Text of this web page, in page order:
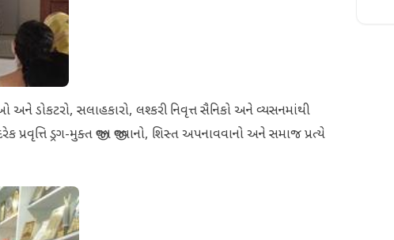
અને ડોકટરો, સલાહકારો, લશ્કરી નિવૃત્ત સૈનિકો અને વ્યસનમાંથી
ડ્રગ-મુક્ત જીવન જીવવાનો, શિસ્ત અપનાવવાનો અને સમાજ પ્રત્યે